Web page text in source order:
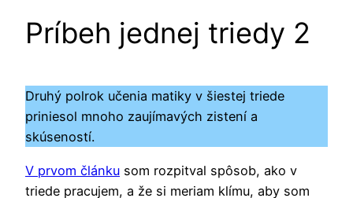
Príbeh jednej triedy 2
Druhý polrok učenia matiky v šiestej triede
priniesol mnoho zaujímavých zistení a
skúseností.
V prvom článku som rozpitval spôsob, ako v
triede pracujem, a že si meriam klímu, aby som